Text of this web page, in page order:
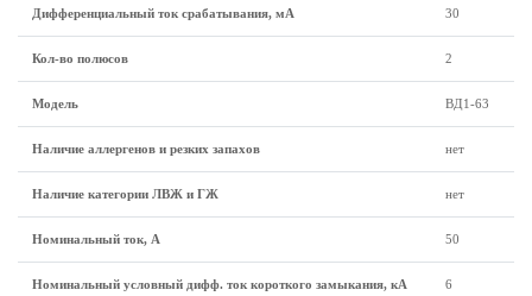
Дифференциальный ток срабатывания, мА 30
Кол-во полюсов 2
Модель ВД1-63
Наличие аллергенов и резких запахов нет
Наличие категории ЛВЖ и ГЖ нет
Номинальный ток, А 50
Номинальный условный дифф. ток короткого замыкания, кА 6